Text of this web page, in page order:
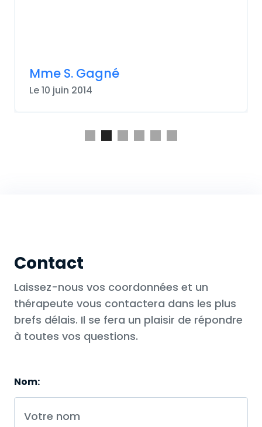
Mme S. Gagné
Le 10 juin 2014
Contact
Laissez-nous vos coordonnées et un
thérapeute vous contactera dans les plus
brefs délais. Il se fera un plaisir de répondre
à toutes vos questions.
Nom: